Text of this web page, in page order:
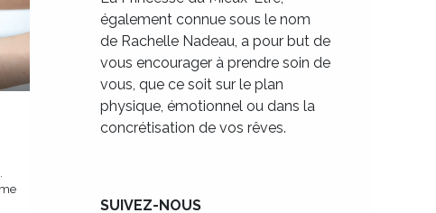
également connue sous le nom
de Rachelle Nadeau, a pour but de
vous encourager à prendre soin de
vous, que ce soit sur le plan
physique, émotionnel ou dans la
concrétisation de vos rêves.
SUIVEZ-NOUS